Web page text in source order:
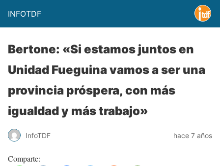
INFOTDF
Bertone: «Si estamos juntos en
Unidad Fueguina vamos a ser una
provincia próspera, con más
igualdad y más trabajo»
InfoTDF hace 7 años
Comparte: